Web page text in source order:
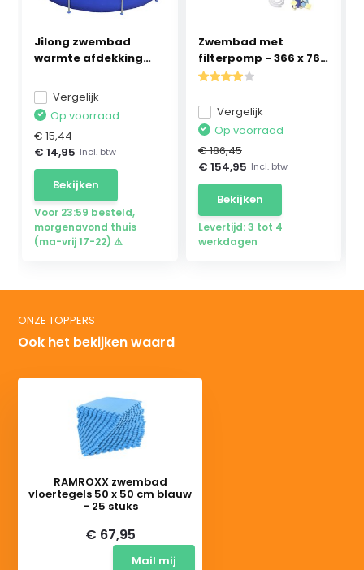
Jilong zwembad
warmte afdekking
Vergelijk
Op voorraad
€ 15,44
€ 14,95 Incl. btw
Bekijken
Voor 23:59 besteld,
morgenavond thuis
(ma-vrij 17-22) ⚠
Zwembad met
filterpomp - 366 x 76
cm ...
Vergelijk
Op voorraad
€ 186,45
€ 154,95 Incl. btw
Bekijken
Levertijd: 3 tot 4
werkdagen
ONZE TOPPERS
Ook het bekijken waard
RAMROXX zwembad
vloertegels 50 x 50 cm blauw
- 25 stuks
€ 67,95
Mail mij